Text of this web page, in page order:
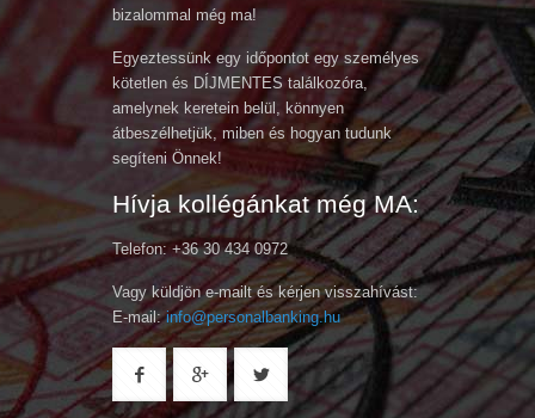
bizalommal még ma!
Egyeztessünk egy időpontot egy személyes
kötetlen és DÍJMENTES találkozóra,
amelynek keretein belül, könnyen
átbeszélhetjük, miben és hogyan tudunk
segíteni Önnek!
Hívja kollégánkat még MA:
Telefon: +36 30 434 0972
Vagy küldjön e-mailt és kérjen visszahívást:
E-mail:info@personalbanking.hu